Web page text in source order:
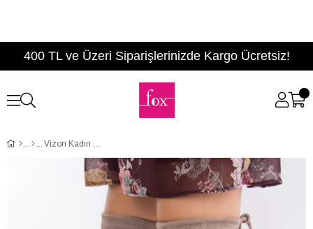
400 TL ve Üzeri Siparişlerinizde Kargo Ücretsiz!
Vizon Kadın Çizme E752003702